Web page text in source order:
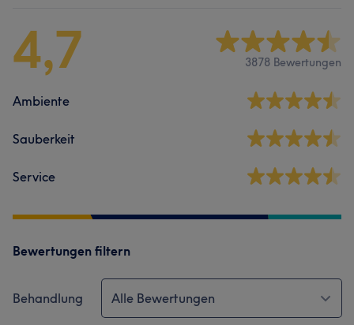
4,7 3878 Bewertungen
Ambiente
Sauberkeit
Service
Bewertungen filtern
Behandlung Alle Bewertungen